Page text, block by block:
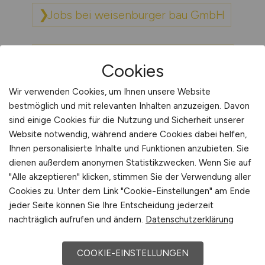
Jobs bei weisenburger bau GmbH
Jobs bei WFB
Wirtschaftsförderung Bremen
GmbH
Jobs bei WISAG Gebäude- und
Industrieservice Bayern GmbH &
Co. KG
Jobs bei WISAG Gebäude- und
Cookies
Wir verwenden Cookies, um Ihnen unsere Website
bestmöglich und mit relevanten Inhalten anzuzeigen. Davon
sind einige Cookies für die Nutzung und Sicherheit unserer
Website notwendig, während andere Cookies dabei helfen,
Ihnen personalisierte Inhalte und Funktionen anzubieten. Sie
dienen außerdem anonymen Statistikzwecken. Wenn Sie auf
"Alle akzeptieren" klicken, stimmen Sie der Verwendung aller
Cookies zu. Unter dem Link "Cookie-Einstellungen" am Ende
jeder Seite können Sie Ihre Entscheidung jederzeit
nachträglich aufrufen und ändern. Datenschutzerklärung
COOKIE-EINSTELLUNGEN